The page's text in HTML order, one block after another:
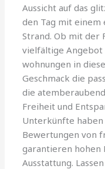
Aussicht auf das
den Tag mit einem
Strand. Ob mit der
vielfältige Angebot
wohnungen in
Geschmack die
die
Freiheit und
Unterkünfte
Bewertungen von
garantieren hohen
Ausstattung.